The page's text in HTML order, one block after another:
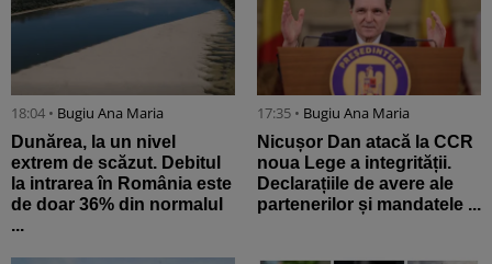
18:04 • Bugiu ⁠Ana Maria
Dunărea, la un nivel
extrem de scăzut. Debitul
la intrarea în România este
de doar 36% din normalul
...
17:35 • Bugiu ⁠Ana Maria
Nicușor Dan atacă la CCR
noua Lege a integrității.
Declarațiile de avere ale
partenerilor și mandatele ...